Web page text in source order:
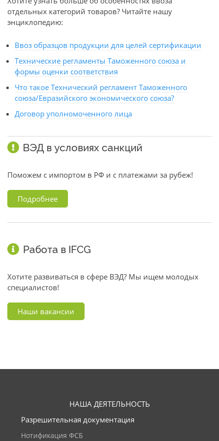
отдельных категорий товаров? Читайте нашу
энциклопедию:
Ввоз образцов продукции для целей сертификации
Технические регламенты Таможенного союза и
формы оценки соответствия
Что такое Технический регламент Таможенного
союза/Евразийского экономического союза?
Договор уполномоченного лица
ВЭД в условиях санкций
Поможем с импортом в РФ и с платежами за рубеж!
Подробнее
Работа в IFCG
Хотите развиваться в сфере ВЭД? Мы ищем молодых
специалистов!
Наши вакансии
НАША ДЕЯТЕЛЬНОСТЬ
Разрешительная документация
Нотификация ФСБ